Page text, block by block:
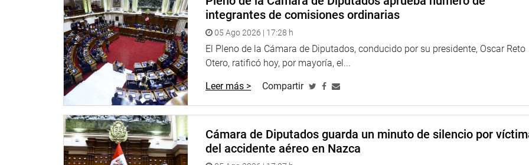
OFICINA DE COMUNICACIONES
integrantes de comisiones ordinarias
05 Ago 2026 | 17:28 h
El Pleno de la Cámara de Diputados, conducido por su presidente, Oscar Reto
Otero, ratificó hoy, por mayoría, el...
Leer más > Compartir
Cámara de Diputados guarda un minuto de silencio por
del accidente aéreo en Nazca